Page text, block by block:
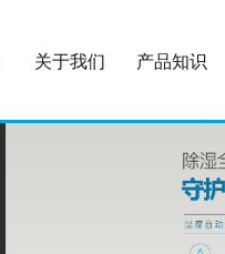
关于我们 产品知识